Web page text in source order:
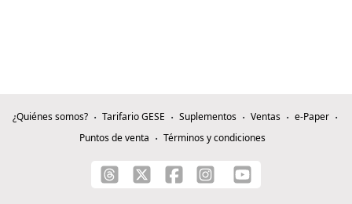
¿Quiénes somos? Tarifario GESE Suplementos Ventas
e-Paper
Puntos de venta
Términos y condiciones